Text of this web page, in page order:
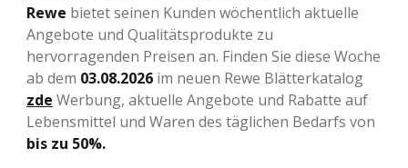
Rewe bietet seinen Kunden wöchentlich aktuelle
Angebote und Qualitätsprodukte zu
hervorragenden Preisen an. Finden Sie diese Woche
ab dem 03.08.2026 im neuen Rewe Blätterkatalog
zde Werbung, aktuelle Angebote und Rabatte auf
Lebensmittel und Waren des täglichen Bedarfs von
bis zu 50%.